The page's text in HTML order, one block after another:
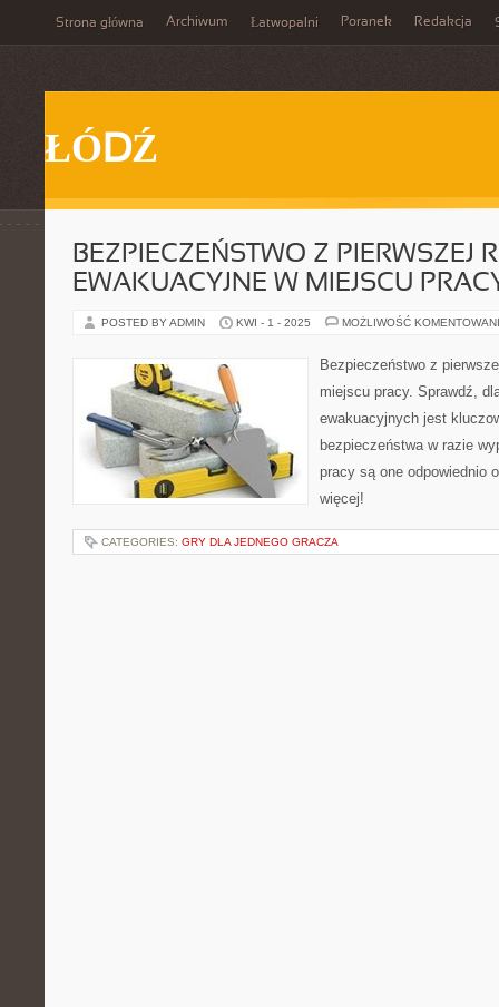
Strona główna Archiwum Łatwopalni Poranek Redakcja
ŁÓDŹ
BEZPIECZEŃSTWO Z PIERWSZEJ
EWAKUACYJNE W MIEJSCU
POSTED BY ADMIN KWI - 1 - 2025 MOŻLIWOŚĆ
Bezpieczeństwo z
miejscu pracy. Sprawdź,
ewakuacyjnych jest
bezpieczeństwa w razie
pracy są one odpowiednio
więcej!
CATEGORIES: GRY DLA JEDNEGO GRACZA